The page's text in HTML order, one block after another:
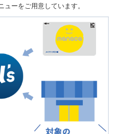
ーをご用意しています。